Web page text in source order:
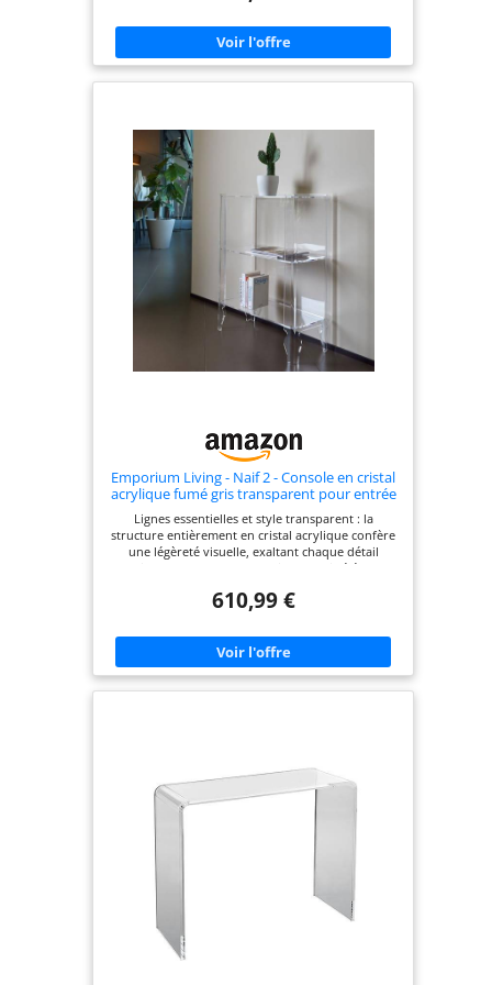
accessoires d'utilisation quotidienne. Elle combine
esthétique et praticité dans une présence légère et
raffinée. Idéal pour les environnements modernes
et compacts : grâce à la transparence et aux
Matériau résistant et de qualité : le cristal
acrylique utilisé est solide, durable dans le temps
et simple à entretenir. Sa surface lisse et continue
facilite le nettoyage quotidien et exalte sa
luminosité. Design italien : soin esthétique et
fonctionnalité en un seul complément
d'ameublement. Conçue et fabriquée en Italie,
cette console exprime l'équilibre parfait entre
sobriété formelle et style contemporain.
Emporium Living - Naif 2 - Console en cristal
acrylique fumé gris transparent pour entrée
ou salon 50 x 36 x 93 cm - Fabriqué en Italie
Lignes essentielles et style transparent : la
structure entièrement en cristal acrylique confère
une légèreté visuelle, exaltant chaque détail
environnant avec un effet discret mais élégant.
comme meuble d'entrée, point d'appui dans le
accessoires d'utilisation quotidienne. Elle combine
esthétique et praticité dans une présence légère et
raffinée. Idéal pour les environnements modernes
et compacts : grâce à la transparence et aux
acrylique utilisé est solide, durable dans le temps
et simple à entretenir. Sa surface lisse et continue
facilite le nettoyage quotidien et exalte sa
luminosité. Design italien : soin esthétique et
fonctionnalité en un seul complément
cette console exprime l'équilibre parfait entre
sobriété formelle et style contemporain.
610,99 €